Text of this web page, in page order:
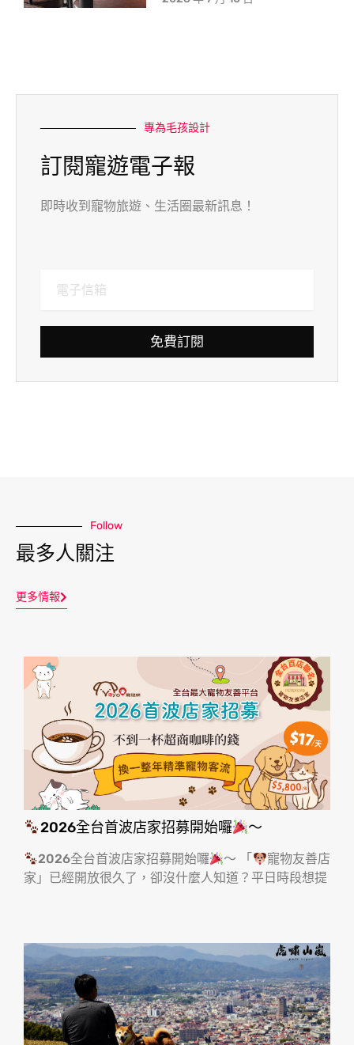
專為毛孩設計
訂閱寵遊電子報
即時收到寵物旅遊、生活圈最新訊息！
免費訂閱
Follow
最多人關注
更多情報
2026全台首波店家招募開始囉 ～
2026全台首波店家招募開始囉 ～ 「
寵物友善店
家」已經開放很久了，卻沒什麼人知道？平日時段想提